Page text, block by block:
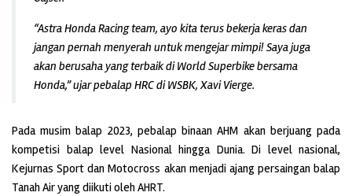
“Astra Honda Racing team, ayo kita terus bekerja keras dan
jangan pernah menyerah untuk mengejar mimpi! Saya juga
akan berusaha yang terbaik di World Superbike bersama
Honda,” ujar pebalap HRC di WSBK, Xavi Vierge.
Pada musim balap 2023, pebalap binaan AHM akan berjuang pada
kompetisi balap level Nasional hingga Dunia. Di level nasional,
Kejurnas Sport dan Motocross akan menjadi ajang persaingan balap
Tanah Air yang diikuti oleh AHRT.